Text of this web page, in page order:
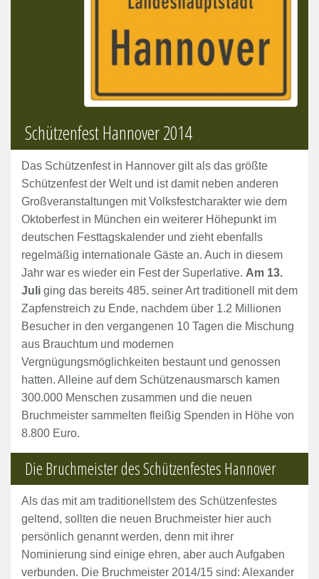
Schützenfest Hannover 2014
Das Schützenfest in Hannover gilt als das größte
Schützenfest der Welt und ist damit neben anderen
Großveranstaltungen mit Volksfestcharakter wie dem
Oktoberfest in München ein weiterer Höhepunkt im
deutschen Festtagskalender und zieht ebenfalls
regelmäßig internationale Gäste an. Auch in diesem
Jahr war es wieder ein Fest der Superlative. Am 13.
Juli ging das bereits 485. seiner Art traditionell mit dem
Zapfenstreich zu Ende, nachdem über 1.2 Millionen
Besucher in den vergangenen 10 Tagen die Mischung
aus Brauchtum und modernen
Vergnügungsmöglichkeiten bestaunt und genossen
hatten. Alleine auf dem Schützenausmarsch kamen
300.000 Menschen zusammen und die neuen
Bruchmeister sammelten fleißig Spenden in Höhe von
8.800 Euro.
Die Bruchmeister des Schützenfestes Hannover
Als das mit am traditionellstem des Schützenfestes
geltend, sollten die neuen Bruchmeister hier auch
persönlich genannt werden, denn mit ihrer
Nominierung sind einige ehren, aber auch Aufgaben
verbunden. Die Bruchmeister 2014/15 sind: Alexander